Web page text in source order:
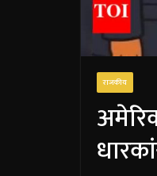
राजकीय